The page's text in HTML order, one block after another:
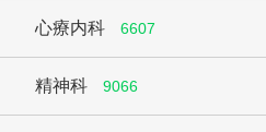
心療内科 6607
精神科 9066